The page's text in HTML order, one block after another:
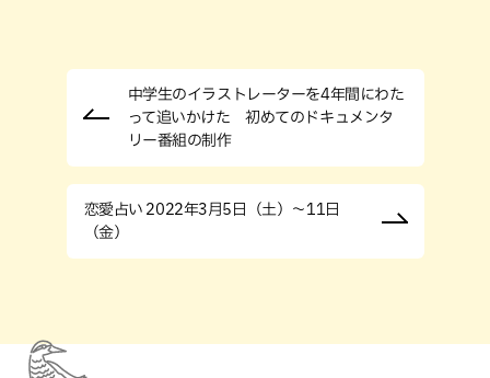
中学生のイラストレーターを4年間にわた
って追いかけた 初めてのドキュメンタ
リー番組の制作
恋愛占い 2022年3月5日（土）～11日
（金）